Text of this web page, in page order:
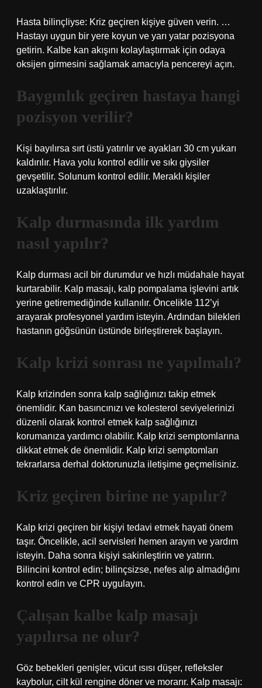
Hasta bilinçliyse: Kriz geçiren kişiye güven verin. …
Hastayı uygun bir yere koyun ve yarı yatar pozisyona
getirin. Kalbe kan akışını kolaylaştırmak için odaya
oksijen girmesini sağlamak amacıyla pencereyi açın.
Baygınlık geçiren hastaya hangi
pozisyon verilir?
Kişi bayılırsa sırt üstü yatırılır ve ayakları 30 cm yukarı
kaldırılır. Hava yolu kontrol edilir ve sıkı giysiler
gevşetilir. Solunum kontrol edilir. Meraklı kişiler
uzaklaştırılır.
Kalp durmasında ilk yardım
nasıl yapılır?
Kalp durması acil bir durumdur ve hızlı müdahale hayat
kurtarabilir. Kalp masajı, kalp pompalama işlevini artık
yerine getiremediğinde kullanılır. Öncelikle 112’yi
arayarak profesyonel yardım isteyin. Ardından bilekleri
hastanın göğsünün üstünde birleştirerek başlayın.
Kalp krizi sonrası ne yapılmalı?
Kalp krizinden sonra kalp sağlığınızı takip etmek
önemlidir. Kan basıncınızı ve kolesterol seviyelerinizi
düzenli olarak kontrol etmek kalp sağlığınızı
korumanıza yardımcı olabilir. Kalp krizi semptomlarına
dikkat etmek de önemlidir. Kalp krizi semptomları
tekrarlarsa derhal doktorunuzla iletişime geçmelisiniz.
Kriz geçiren birine ne yapılır?
Kalp krizi geçiren bir kişiyi tedavi etmek hayati önem
taşır. Öncelikle, acil servisleri hemen arayın ve yardım
isteyin. Daha sonra kişiyi sakinleştirin ve yatırın.
Bilincini kontrol edin; bilinçsizse, nefes alıp almadığını
kontrol edin ve CPR uygulayın.
Çalışan kalbe kalp masajı
yapılırsa ne olur?
Göz bebekleri genişler, vücut ısısı düşer, refleksler
kaybolur, cilt kül rengine döner ve morarır. Kalp masajı: